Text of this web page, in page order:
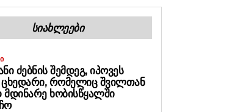
ᲡᲘᲐᲮᲚᲔᲔᲑᲘ
ᲫᲔᲑᲜᲘᲡ ᲨᲔᲛᲓᲔᲒ, ᲘᲞᲝᲕᲔᲡ
ᲠᲝᲛᲔᲚᲘᲪ ᲨᲕᲘᲚᲗᲐᲜ
ᲮᲝᲑᲘᲡᲬᲧᲐᲚᲨᲘ